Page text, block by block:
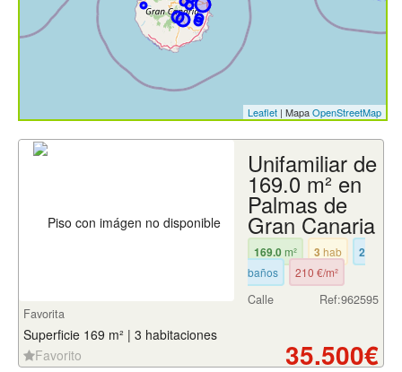
Leaflet | MapaOpenStreetMap
Unifamiliar de
169.0 m² en
Palmas de
Gran Canaria
169.0m² 3 hab 2
baños 210 €/m²
Ref:962595
Calle
Favorita
Superficie 169 m² | 3 habitaciones
Favorito
35.500€